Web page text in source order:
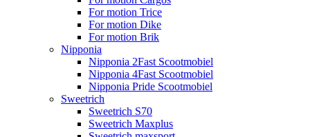
For motion Trice
For motion Dike
For motion Brik
Nipponia
Nipponia 2Fast Scootmobiel
Nipponia 4Fast Scootmobiel
Nipponia Pride Scootmobiel
Sweetrich
Sweetrich S70
Sweetrich Maxplus